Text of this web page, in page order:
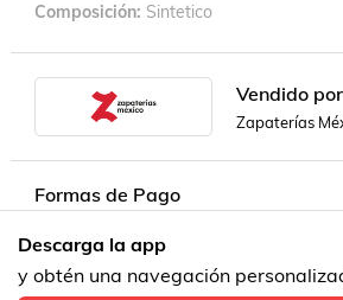
Composición Sintetico
Vendido por
Zapaterías
Formas de Pago
Descarga la app
y obtén una navegación